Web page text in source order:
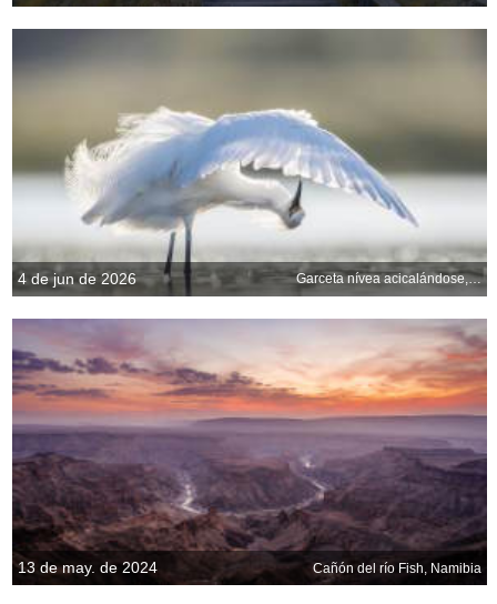
4 de jun de 2026 Garceta nívea acicalándose, Florida central, EE. UU.
13 de may. de 2024 Cañón del río Fish, Namibia